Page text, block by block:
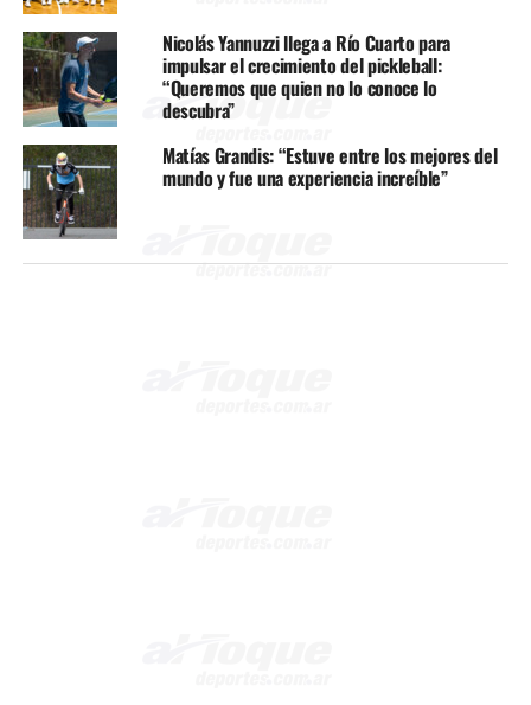
Nicolás Yannuzzi llega a Río Cuarto para
impulsar el crecimiento del pickleball:
“Queremos que quien no lo conoce lo
descubra”
Matías Grandis: “Estuve entre los mejores del
mundo y fue una experiencia increíble”